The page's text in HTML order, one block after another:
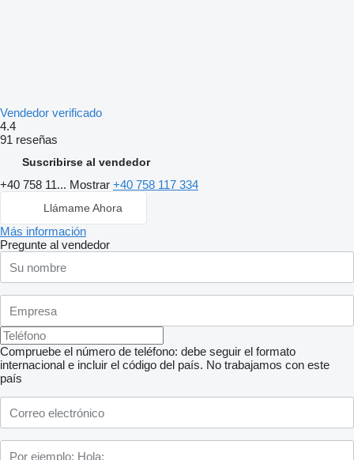
Vendedor verificado
4.4
91 reseñas
Suscribirse al vendedor
+40 758 11... Mostrar +40 758 117 334
Llámame Ahora
Más información
Pregunte al vendedor
Compruebe el número de teléfono: debe seguir el formato
internacional e incluir el código del país. No trabajamos con este
país